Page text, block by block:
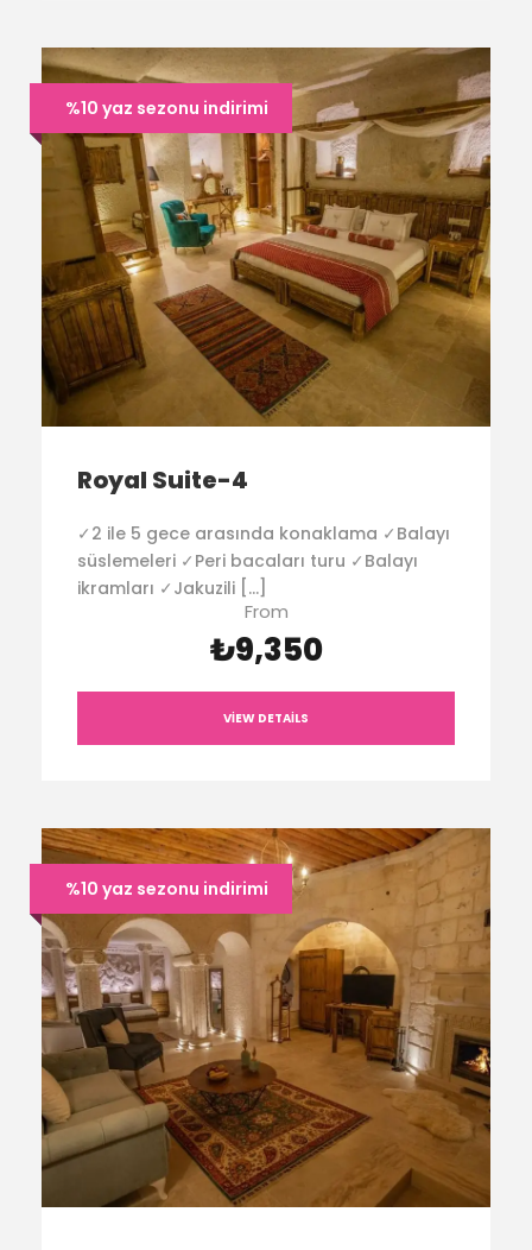
%10 yaz sezonu indirimi
Royal Suite-4
✓2 ile 5 gece arasında konaklama ✓Balayı
süslemeleri ✓Peri bacaları turu ✓Balayı
ikramları ✓Jakuzili […]
From
₺9,350
VIEW DETAILS
%10 yaz sezonu indirimi